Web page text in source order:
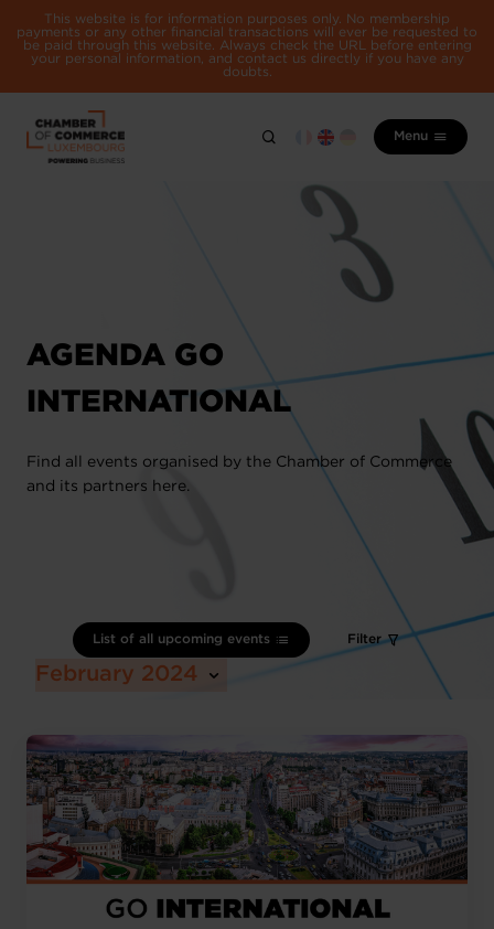
This website is for information purposes only. No membership
payments or any other financial transactions will ever be requested to
be paid through this website. Always check the URL before entering
your personal information, and contact us directly if you have any
doubts.
Menu
AGENDA GO
INTERNATIONAL
Find all events organised by the Chamber of Commerce
and its partners here.
February 2024
List of all upcoming events Filter